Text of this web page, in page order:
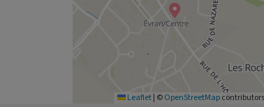
Leaflet| ©OpenStreetMapcontributors